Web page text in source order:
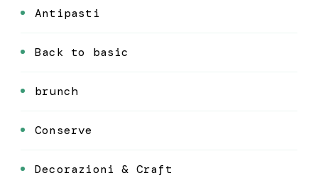
Antipasti
Back to basic
brunch
Conserve
Decorazioni & Craft